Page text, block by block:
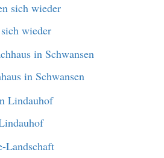
wieder
in Schwansen